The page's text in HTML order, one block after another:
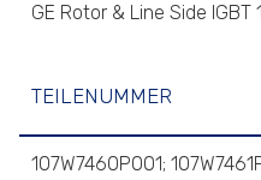
GE Rotor & Line Side IGBT
TEILENUMMER
107W7460P001;